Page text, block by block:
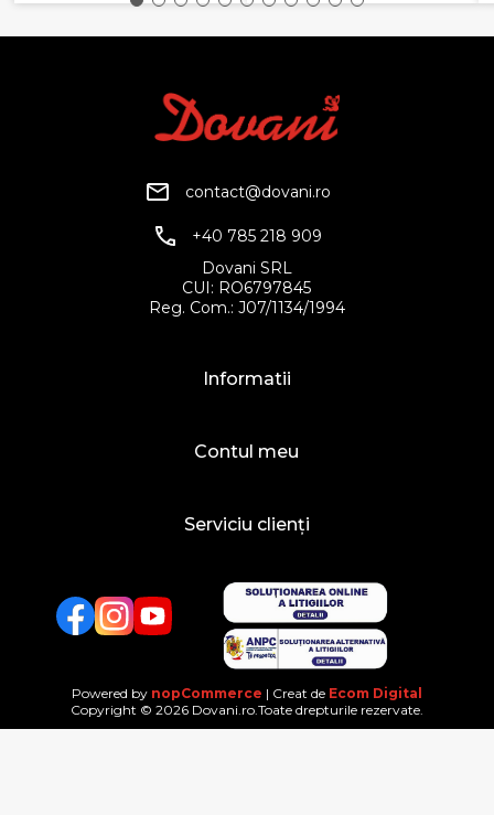
contact@dovani.ro
+40 785 218 909
Dovani SRL
CUI: RO6797845
Reg. Com.: J07/1134/1994
Informatii
Contul meu
Serviciu clienți
FacebookTwitterYouTube
Powered by nopCommerce | Creat de Ecom Digital
Copyright © 2026 Dovani.ro.Toate drepturile rezervate.